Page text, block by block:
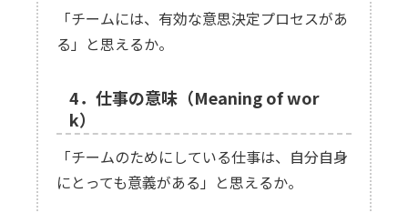
「チームには、有効な意思決定プロセスがあ
る」と思えるか。
4．仕事の意味（Meaning of wor
k）
「チームのためにしている仕事は、自分自身
にとっても意義がある」と思えるか。